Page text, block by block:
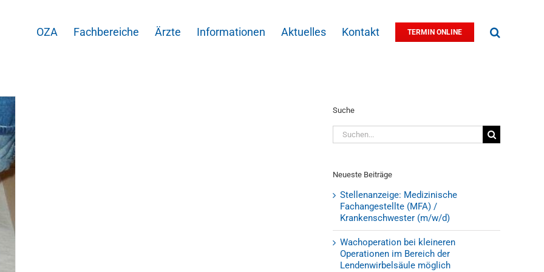
OZA Fachbereiche Ärzte Informationen Aktuelles Kontakt TERMIN ONLINE
Suche
Suche
nach:
Neueste Beiträge
Stellenanzeige: Medizinische
Fachangestellte (MFA) /
Krankenschwester (m/w/d)
Wachoperation bei kleineren
Operationen im Bereich der
Lendenwirbelsäule möglich